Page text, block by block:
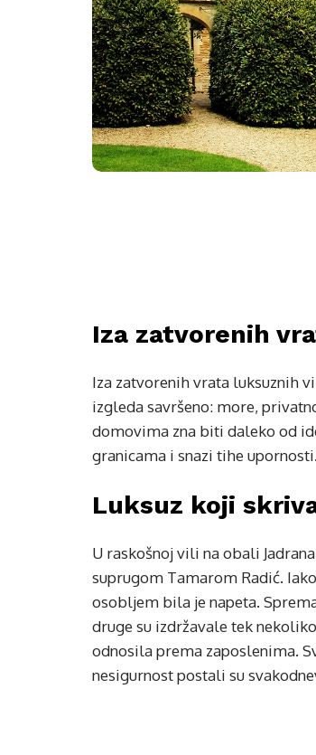
Iza zatvorenih
Iza zatvorenih vrata luksuznih
izgleda savršeno: more,
domovima zna biti daleko od
granicama i snazi tihe upornosti.
Luksuz koji
U raskošnoj vili na obali
suprugom Tamarom Radić.
osobljem bila je napeta.
druge su izdržavale tek
odnosila prema zaposlenima.
nesigurnost postali su